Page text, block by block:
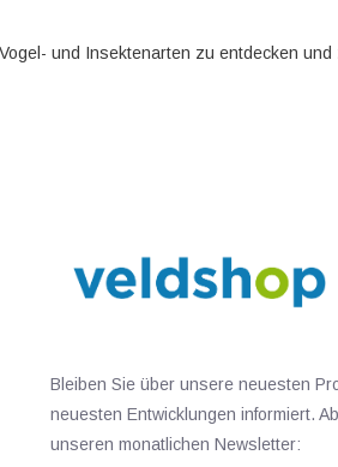
und Insektenarten zu entdecken und
Bleiben Sie über unsere neuesten
neuesten Entwicklungen informiert.
unseren monatlichen Newsletter: